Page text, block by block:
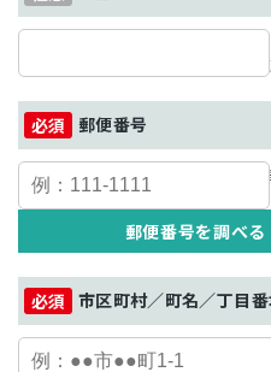
郵便番号
郵便番号を調べる
市区町村／町名／丁目